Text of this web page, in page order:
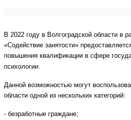
В 2022 году в Волгоградской области в
«Содействие занятости»
повышения квалификации в сфере
психологии.
Данной возможностью могут
области одной из нескольких категорий:
- безработные граждане;